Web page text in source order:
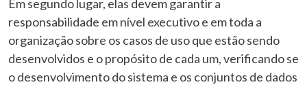
Em segundo lugar, elas devem garantir a
responsabilidade em nível executivo e em toda a
organização sobre os casos de uso que estão sendo
desenvolvidos e o propósito de cada um, verificando se
o desenvolvimento do sistema e os conjuntos de dados